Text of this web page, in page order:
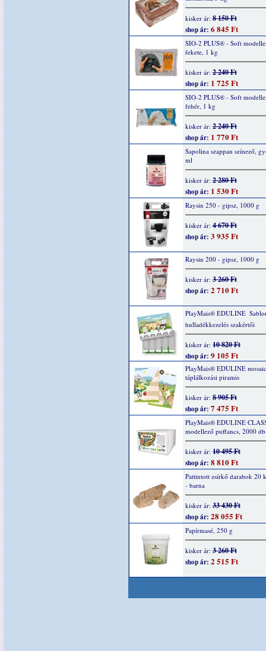
kisker ár: 8 150 Ft
shop ár: 6 845 Ft
SIO-2 PLUS® - Soft
fekete, 1 kg
kisker ár: 2 240 Ft
shop ár: 1 725 Ft
SIO-2 PLUS® - Soft
fehér, 1 kg
kisker ár: 2 240 Ft
shop ár: 1 770 Ft
Sapolina szappan színező,
ml
kisker ár: 2 280 Ft
shop ár: 1 530 Ft
Raysin 250 - gipsz, 1000 g
kisker ár: 4 670 Ft
shop ár: 3 935 Ft
Raysin 200 - gipsz, 1000 g
kisker ár: 3 260 Ft
shop ár: 2 710 Ft
PlayMais® EDULINE 
hulladékkezelés szakértői
kisker ár: 10 820 Ft
shop ár: 9 105 Ft
PlayMais® EDULINE
táplálkozási piramis
kisker ár: 8 905 Ft
shop ár: 7 475 Ft
PlayMais® EDULINE
modellező puffancs, 2000 db
kisker ár: 10 495 Ft
shop ár: 8 810 Ft
Pattintott zsírkő darabok 20
- barna
kisker ár: 33 430 Ft
shop ár: 28 055 Ft
Papírmasé, 250 g
kisker ár: 3 260 Ft
shop ár: 2 515 Ft